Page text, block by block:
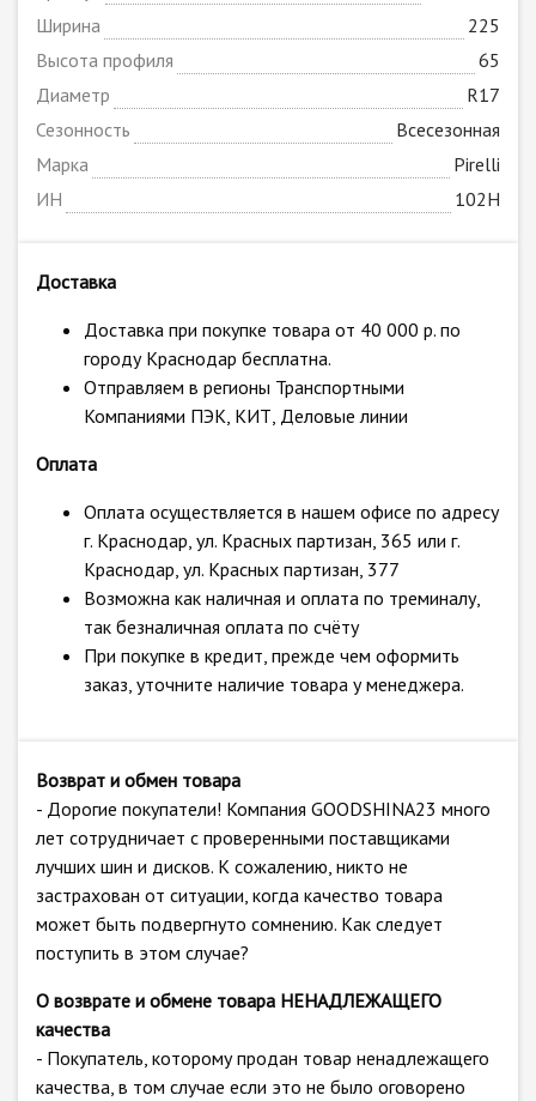
Ширина
225
Высота профиля
65
Диаметр
R17
Сезонность
Всесезонная
Марка
Pirelli
ИН
102H
Доставка
Доставка при покупке товара от 40 000 р. по
городу Краснодар бесплатна.
Отправляем в регионы Транспортными
Компаниями ПЭК, КИТ, Деловые линии
Оплата
Оплата осуществляется в нашем офисе по адресу
г. Краснодар, ул. Красных партизан, 365 или г.
Краснодар, ул. Красных партизан, 377
Возможна как наличная и оплата по треминалу,
так безналичная оплата по счёту
При покупке в кредит, прежде чем оформить
заказ, уточните наличие товара у менеджера.
Возврат и обмен товара
- Дорогие покупатели! Компания GOODSHINA23 много
лет сотрудничает с проверенными поставщиками
лучших шин и дисков. К сожалению, никто не
застрахован от ситуации, когда качество товара
может быть подвергнуто сомнению. Как следует
поступить в этом случае?
О возврате и обмене товара НЕНАДЛЕЖАЩЕГО
качества
- Покупатель, которому продан товар ненадлежащего
качества, в том случае если это не было оговорено